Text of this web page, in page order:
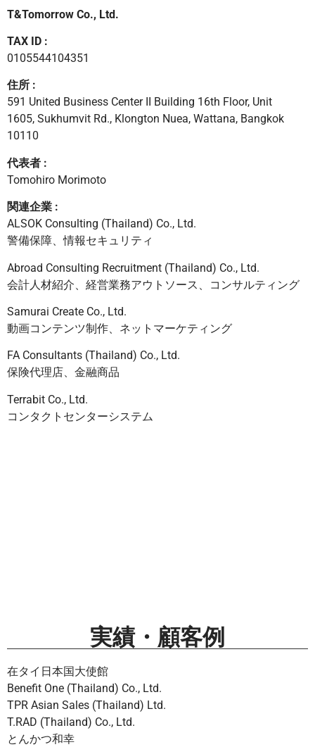
T&Tomorrow Co., Ltd.
TAX ID :
0105544104351
住所 :
591 United Business Center II Building 16th Floor, Unit
1605, Sukhumvit Rd., Klongton Nuea, Wattana, Bangkok
10110
代表者 :
Tomohiro Morimoto
関連企業 :
ALSOK Consulting (Thailand) Co., Ltd.
警備保障、情報セキュリティ
Abroad Consulting Recruitment (Thailand) Co., Ltd.
会計人材紹介、経営業務アウトソース、コンサルティング
Samurai Create Co., Ltd.
動画コンテンツ制作、ネットマーケティング
FA Consultants (Thailand) Co., Ltd.
保険代理店、金融商品
Terrabit Co., Ltd.
コンタクトセンターシステム
実績・顧客例
在タイ日本国大使館
Benefit One (Thailand) Co., Ltd.
TPR Asian Sales (Thailand) Ltd.
T.RAD (Thailand) Co., Ltd.
とんかつ和幸